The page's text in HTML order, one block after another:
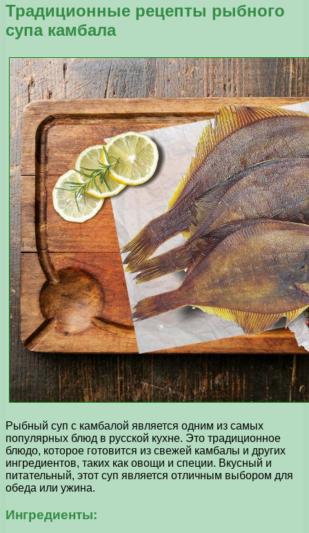
Традиционные рецепты рыбного
супа камбала
Рыбный суп с камбалой является одним из самых
популярных блюд в русской кухне. Это традиционное
блюдо, которое готовится из свежей камбалы и других
ингредиентов, таких как овощи и специи. Вкусный и
питательный, этот суп является отличным выбором для
обеда или ужина.
Ингредиенты: